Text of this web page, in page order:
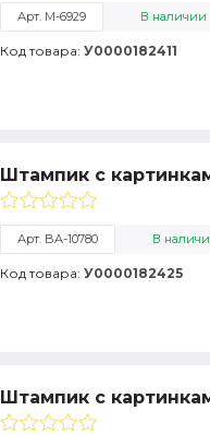
Арт. M-6929 В наличии
Код товара: У0000182411
Штампик с
Арт. BA-10780 В
Код товара: У0000182425
Штампик с